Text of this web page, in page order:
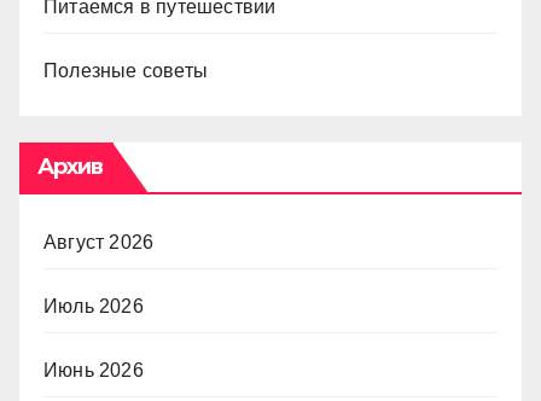
Питаемся в путешествии
Полезные советы
Архив
Август 2026
Июль 2026
Июнь 2026